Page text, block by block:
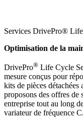
Services DrivePro®
Optimisation de la
DrivePro® Life Cycle
mesure conçus pour
kits de pièces
proposons des offres de
entreprise tout au long
variateur de fréquence